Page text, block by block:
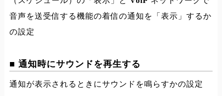
音声を送受信する機能の着信の通知を「表示」するか
の設定
■ 通知時にサウンドを再生する
通知が表示されるときにサウンドを鳴らすかの設定